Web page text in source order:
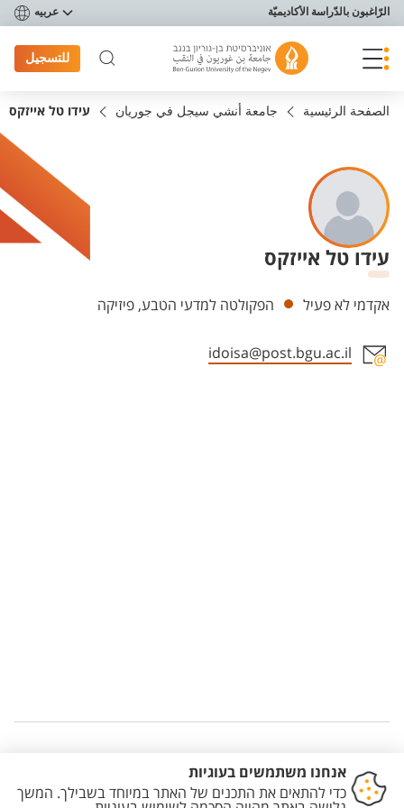
תפריט נגישות
الرّاغبون بالدّراسة الأكاديميّة عربيه
للتسجيل
الصفحة الرئيسية جامعة أنشي سيجل في جوريان עידו טל אייזקס
עידו טל אייזקס
Departments
אקדמי לא פעיל הפקולטה למדעי הטבע, פיזיקה
idoisa@post.bgu.ac.il